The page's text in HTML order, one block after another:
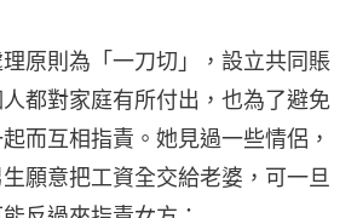
原則為「一刀切」，設立共同賬
都對家庭有所付出，也為了避免
而互相指責。她見過一些情侶，
願意把工資全交給老婆，可一旦